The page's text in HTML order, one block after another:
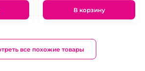
В корзину
все похожие товары